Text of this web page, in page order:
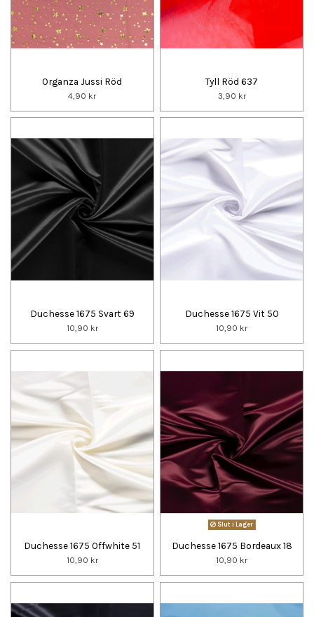
Organza Jussi Röd
4,90 kr
Tyll Röd 637
3,90 kr
Duchesse 1675 Svart 69
10,90 kr
Duchesse 1675 Vit 50
10,90 kr
Duchesse 1675 Offwhite 51
10,90 kr
Slut i Lager
Duchesse 1675 Bordeaux 18
10,90 kr